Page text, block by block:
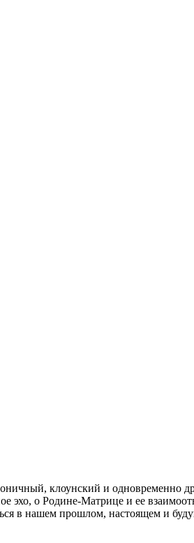
клоунский и одновременно
эхо, о Родине-Матрице и ее
в нашем прошлом, настоящем и